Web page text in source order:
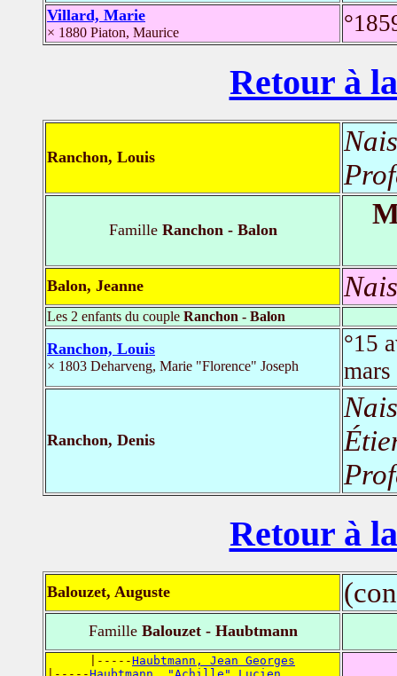
Villard, Marie
× 1880 Piaton, Maurice
Retour à
Ranchon, Louis
FamilleRanchon - Balon
Balon, Jeanne
Les 2 enfants du couple Ranchon - Balon
Ranchon, Louis
× 1803 Deharveng, Marie "Florence" Joseph
°15
Ranchon, Denis
Retour à
Balouzet, Auguste
FamilleBalouzet - Haubtmann
      |-----
Haubtmann, Jean Georges
|-----Haubtmann, "Achille" Lucien